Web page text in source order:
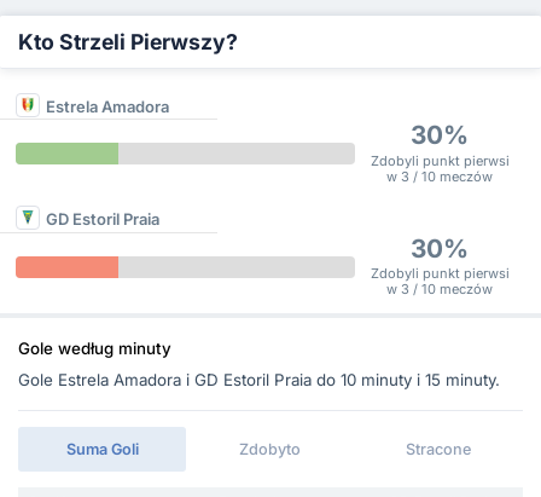
Kto Strzeli Pierwszy?
Estrela Amadora
30%
Zdobyli punkt pierwsi
w 3 / 10 meczów
GD Estoril Praia
30%
Zdobyli punkt pierwsi
w 3 / 10 meczów
Gole według minuty
Gole Estrela Amadora i GD Estoril Praia do 10 minuty i 15 minuty.
Suma Goli Zdobyto Stracone